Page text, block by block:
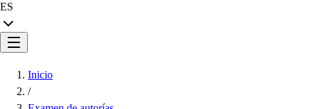
ES
Inicio
/